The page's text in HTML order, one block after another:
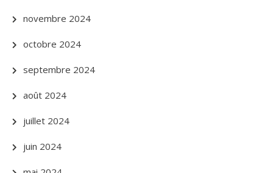
novembre 2024
octobre 2024
septembre 2024
août 2024
juillet 2024
juin 2024